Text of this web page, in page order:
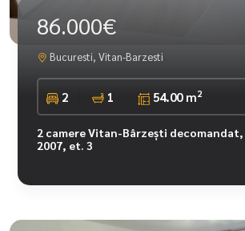
86.000€
Bucuresti, Vitan-Barzesti
2 1 54.00 m2
2 camere Vitan-Bârzești
2007, et. 3